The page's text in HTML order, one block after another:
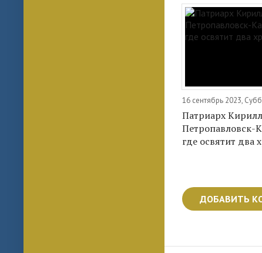
16 сентябрь 2023,
Патриарх
Петропавловск-
где освятит два
ДОБАВИТЬ